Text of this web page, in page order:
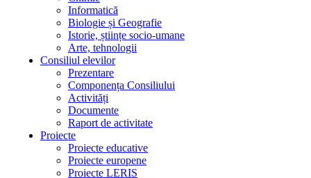
Informatică
Biologie și Geografie
Istorie, științe socio-umane
Arte, tehnologii
Consiliul elevilor
Prezentare
Componența Consiliului
Activități
Documente
Raport de activitate
Proiecte
Proiecte educative
Proiecte europene
Proiecte LERIS